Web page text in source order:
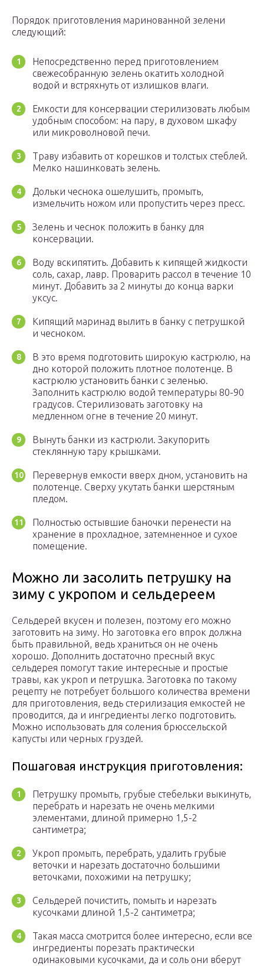
Порядок приготовления маринованной зелени
следующий:
Непосредственно перед приготовлением
свежесобранную зелень окатить холодной
водой и встряхнуть от излишков влаги.
Емкости для консервации стерилизовать любым
удобным способом: на пару, в духовом шкафу
или микроволновой печи.
Траву избавить от корешков и толстых стеблей.
Мелко нашинковать зелень.
Дольки чеснока ошелушить, промыть,
измельчить ножом или пропустить через пресс.
Зелень и чеснок положить в банку для
консервации.
Воду вскипятить. Добавить к кипящей жидкости
соль, сахар, лавр. Проварить рассол в течение 10
минут. Добавить за 2 минуты до конца варки
уксус.
Кипящий маринад вылить в банку с петрушкой
и чесноком.
В это время подготовить широкую кастрюлю, на
дно которой положить плотное полотенце. В
кастрюлю установить банки с зеленью.
Заполнить кастрюлю водой температуры 80-90
градусов. Стерилизовать заготовку на
медленном огне в течение 20 минут.
Вынуть банки из кастрюли. Закупорить
стеклянную тару крышками.
Перевернув емкости вверх дном, установить на
полотенце. Сверху укутать банки шерстяным
пледом.
Полностью остывшие баночки перенести на
хранение в прохладное, затемненное и сухое
помещение.
Можно ли засолить петрушку на
зиму с укропом и сельдереем
Сельдерей вкусен и полезен, поэтому его можно
заготовить на зиму. Но заготовка его впрок должна
быть правильной, ведь храниться он не очень
хорошо. Дополнить достаточно пресный вкус
сельдерея помогут такие интересные и простые
травы, как укроп и петрушка. Заготовка по такому
рецепту не потребует большого количества времени
для приготовления, ведь стерилизация емкостей не
проводится, да и ингредиенты легко подготовить.
Можно использовать для соления брюссельской
капусты или черных груздей.
Пошаговая инструкция приготовления:
Петрушку промыть, грубые стебельки выкинуть,
перебрать и нарезать не очень мелкими
элементами, длиной примерно 1,5-2
сантиметра;
Укроп промыть, перебрать, удалить грубые
веточки и нарезать достаточно большими
веточками, похожими на петрушку;
Сельдерей почистить, помыть и нарезать
кусочками длиной 1,5-2 сантиметра;
Такая масса смотрится более интересно, если все
ингредиенты порезать практически
одинаковыми кусочками, да и соль они вберут